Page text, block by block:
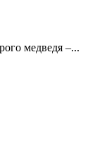
медведя –...